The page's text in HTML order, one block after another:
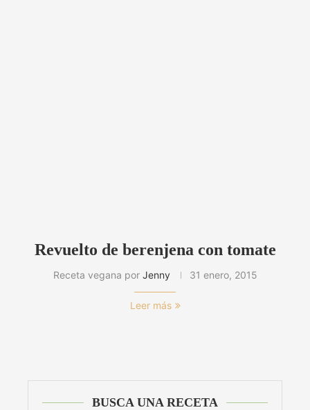
Revuelto de berenjena con tomate
Receta vegana por Jenny 31 enero, 2015
Leer más
BUSCA UNA RECETA